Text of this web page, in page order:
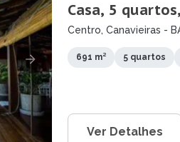
Casa, 5
Centro, Canavieiras -
691 m² 5 quartos
Ver Detalhes